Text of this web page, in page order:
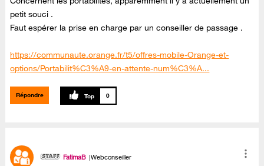
petit souci .
Faut espérer la prise en charge par un conseiller de passage .
https://communaute.orange.fr/t5/offres-mobile-Orange-et-
options/Portabilit%C3%A9-en-attente-num%C3%A...
Répondre 0
FatimaB Webconseiller